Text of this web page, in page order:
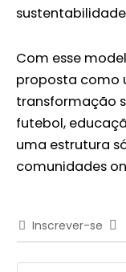
Com esse
proposta como
transformação
futebol,
uma estrutura
comunidades
Inscrever-se